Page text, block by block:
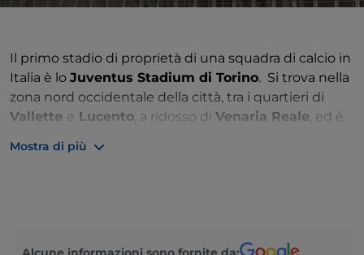
Il primo stadio di proprietà di una squadra di calcio in
Italia è lo Juventus Stadium di Torino. Si trova nella
zona nord occidentale della città, tra i quartieri di
Vallette e Lucento, a ridosso di Venaria Reale, ed è
impianto torinese che non ha avuto grande fortuna:
Mostra di più